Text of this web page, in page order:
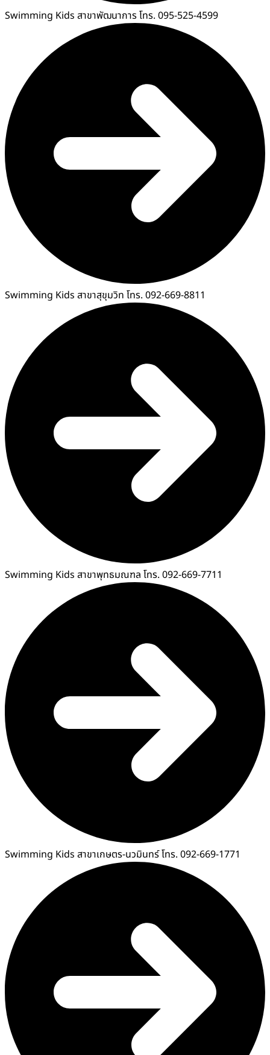
Swimming Kids สาขาพัฒนาการ โทร. 095-525-4599
Swimming Kids สาขาสุขุมวิท โทร. 092-669-8811
Swimming Kids สาขาพุทธมณฑล โทร. 092-669-7711
Swimming Kids สาขาเกษตร-นวมินทร์ โทร. 092-669-1771